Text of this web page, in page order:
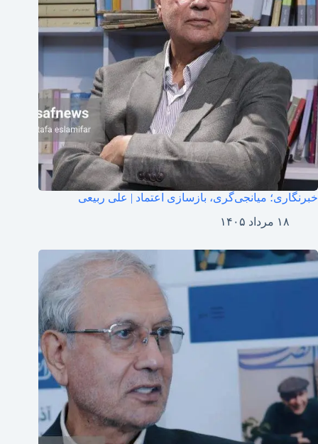
خبرنگاری؛ میانجی‌گری، بازسازی اعتماد | علی ربیعی
۱۸ مرداد ۱۴۰۵